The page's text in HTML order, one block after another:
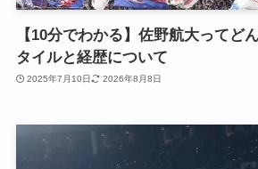
【10分でわかる】佐野航大ってど
タイルと経歴について
2025年7月10日 2026年8月8日